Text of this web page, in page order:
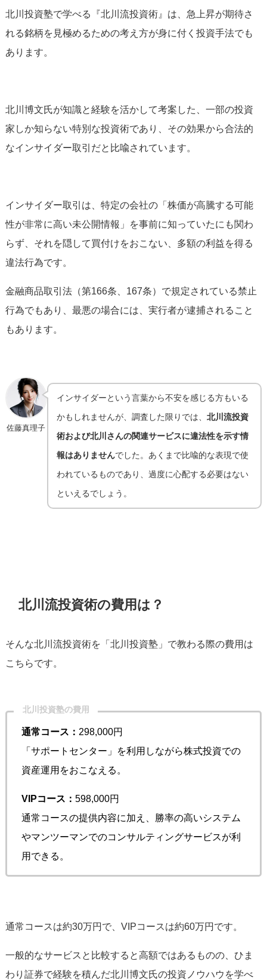
北川投資塾で学べる『北川流投資術』は、急上昇が期待さ
れる銘柄を見極めるための考え方が身に付く投資手法でも
あります。
北川博文氏が知識と経験を活かして考案した、一部の投資
家しか知らない特別な投資術であり、その効果から合法的
なインサイダー取引だと比喩されています。
インサイダー取引は、特定の会社の「株価が高騰する可能
性が非常に高い未公開情報」を事前に知っていたにも関わ
らず、それを隠して買付けをおこない、多額の利益を得る
違法行為です。
金融商品取引法（第166条、167条）で規定されている禁止
行為でもあり、最悪の場合には、実行者が逮捕されること
もあります。
佐藤真理子
インサイダーという言葉から不安を感じる方もいる
かもしれませんが、調査した限りでは、北川流投資
術および北川さんの関連サービスに違法性を示す情
報はありませんでした。あくまで比喩的な表現で使
われているものであり、過度に心配する必要はない
といえるでしょう。
北川流投資術の費用は？
そんな北川流投資術を「北川投資塾」で教わる際の費用は
こちらです。
北川投資塾の費用
通常コース： 298,000円
「サポートセンター」を利用しながら株式投資での
資産運用をおこなえる。
VIPコース： 598,000円
通常コースの提供内容に加え、勝率の高いシステム
やマンツーマンでのコンサルティングサービスが利
用できる。
通常コースは約30万円で、VIPコースは約60万円です。
一般的なサービスと比較すると高額ではあるものの、ひま
わり証券で経験を積んだ北川博文氏の投資ノウハウを学べ